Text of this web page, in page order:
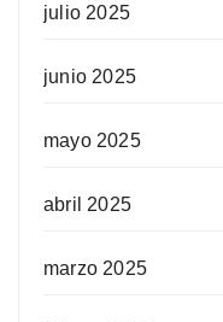
julio 2025
junio 2025
mayo 2025
abril 2025
marzo 2025